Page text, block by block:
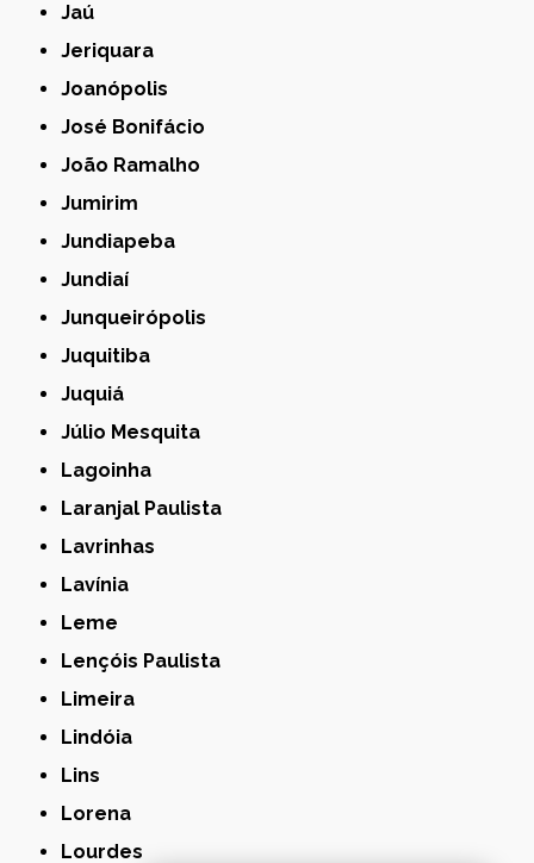
Jaú
Jeriquara
Joanópolis
José Bonifácio
João Ramalho
Jumirim
Jundiapeba
Jundiaí
Junqueirópolis
Juquitiba
Juquiá
Júlio Mesquita
Lagoinha
Laranjal Paulista
Lavrinhas
Lavínia
Leme
Lençóis Paulista
Limeira
Lindóia
Lins
Lorena
Lourdes